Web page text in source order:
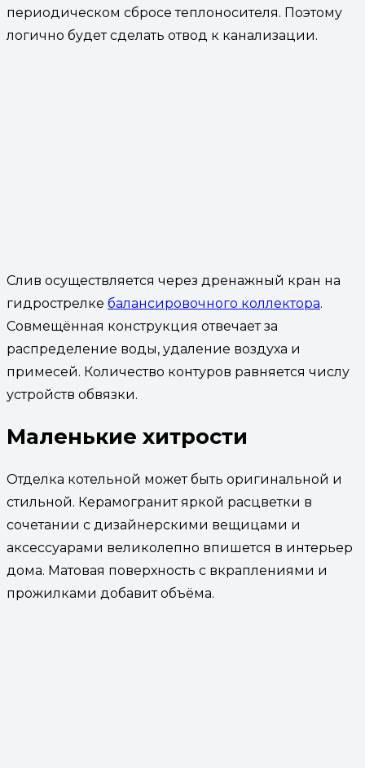
периодическом сбросе теплоносителя. Поэтому
логично будет сделать отвод к канализации.
Слив осуществляется через дренажный кран на
гидрострелке балансировочного коллектора.
Совмещённая конструкция отвечает за
распределение воды, удаление воздуха и
примесей. Количество контуров равняется числу
устройств обвязки.
Маленькие хитрости
Отделка котельной может быть оригинальной и
стильной. Керамогранит яркой расцветки в
сочетании с дизайнерскими вещицами и
аксессуарами великолепно впишется в интерьер
дома. Матовая поверхность с вкраплениями и
прожилками добавит объёма.